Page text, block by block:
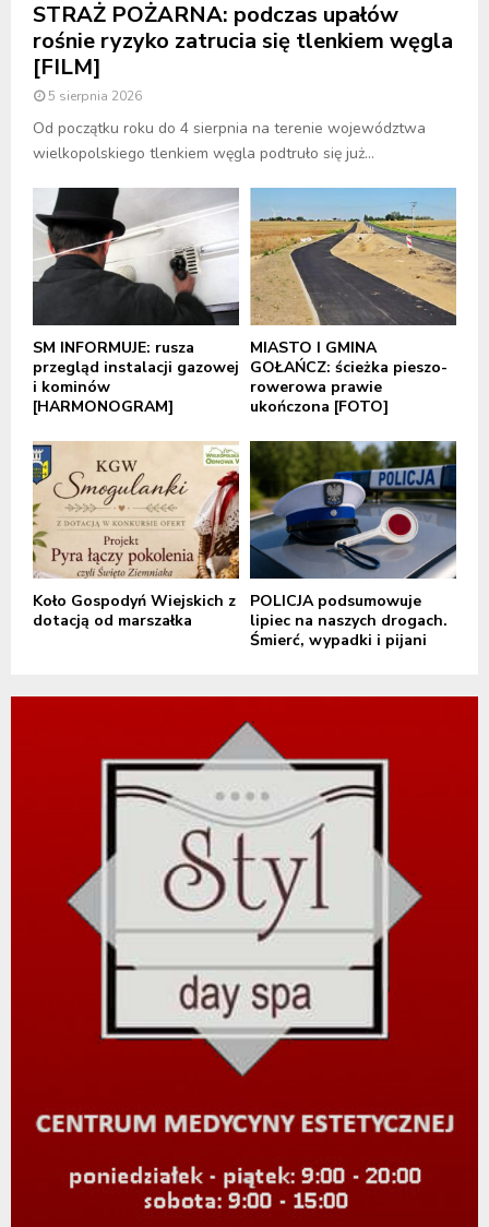
STRAŻ POŻARNA: podczas upałów
rośnie ryzyko zatrucia się tlenkiem węgla
[FILM]
5 sierpnia 2026
Od początku roku do 4 sierpnia na terenie województwa
wielkopolskiego tlenkiem węgla podtruło się już...
SM INFORMUJE: rusza
przegląd instalacji gazowej
i kominów
[HARMONOGRAM]
MIASTO I GMINA
GOŁAŃCZ: ścieżka pieszo-
rowerowa prawie
ukończona [FOTO]
Koło Gospodyń Wiejskich z
dotacją od marszałka
POLICJA podsumowuje
lipiec na naszych drogach.
Śmierć, wypadki i pijani